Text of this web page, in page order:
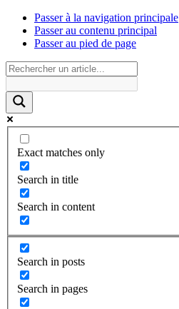
Passer à la navigation principale
Passer au contenu principal
Passer au pied de page
Exact matches only
Search in title
Search in content
Search in posts
Search in pages